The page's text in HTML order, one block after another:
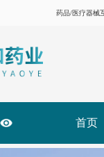
药品/医疗器械
首页